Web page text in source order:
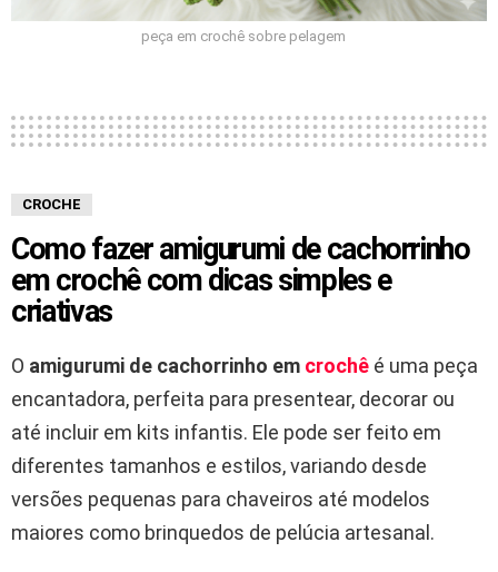
peça em crochê sobre pelagem
CROCHE
Como fazer amigurumi de cachorrinho
em crochê com dicas simples e
criativas
O amigurumi de cachorrinho em crochê é uma peça
encantadora, perfeita para presentear, decorar ou
até incluir em kits infantis. Ele pode ser feito em
diferentes tamanhos e estilos, variando desde
versões pequenas para chaveiros até modelos
maiores como brinquedos de pelúcia artesanal.